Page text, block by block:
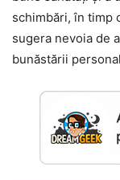
schimbări, în timp
sugera nevoia de
bunăstării